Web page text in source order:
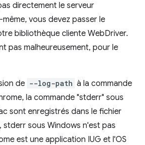
directement le serveur
vous devez passer le
bibliothèque cliente WebDriver.
pas malheureusement, pour le
de --log-path à la commande
la commande "stderr" sous
sont enregistrés dans le fichier
stderr sous Windows n'est pas
est une application IUG et l'OS